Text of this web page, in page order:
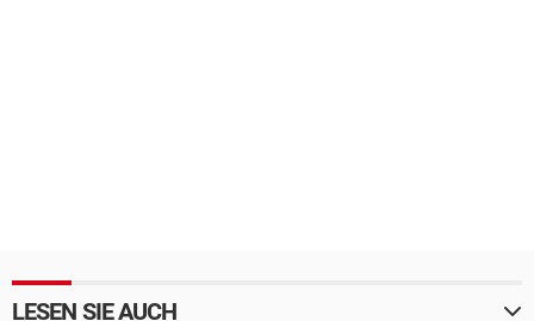
LESEN SIE AUCH